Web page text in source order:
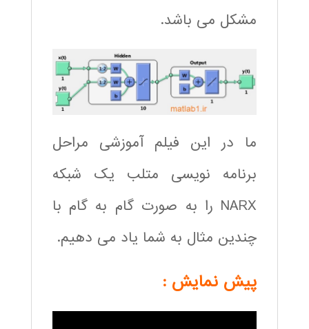
مشکل می باشد.
ما در این فیلم آموزشی مراحل
برنامه نویسی متلب یک شبکه
NARX را به صورت گام به گام با
چندین مثال به شما یاد می دهیم.
پیش نمایش :